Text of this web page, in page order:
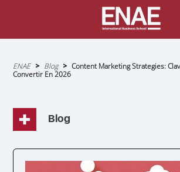
Sobrescribir
enlaces
de
navegación
ENAE Blog
Content Marketing Strategies:
Convertir En 2026
Blog